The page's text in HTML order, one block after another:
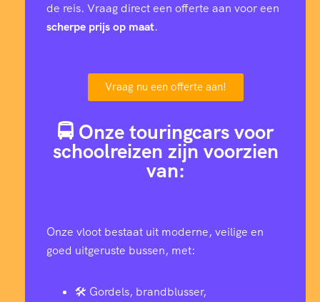
de reis. Vraag direct een offerte aan voor een
scherpe prijs op maat.
Vraag nu een offerte aan!
🚍 Onze touringcars voor
schoolreizen zijn voorzien
van:
Onze vloot bestaat uit moderne, veilige en
goed uitgeruste bussen, met:
🛠️ Gordels, brandblusser,